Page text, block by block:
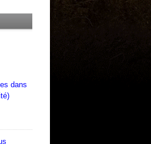
dans